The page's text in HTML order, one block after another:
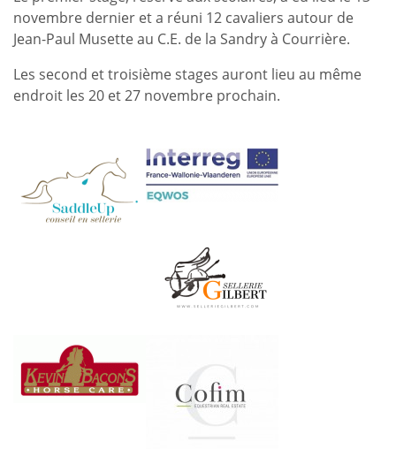
novembre dernier et a réuni 12 cavaliers autour de
Jean-Paul Musette au C.E. de la Sandry à Courrière.
Les second et troisième stages auront lieu au même
endroit les 20 et 27 novembre prochain.